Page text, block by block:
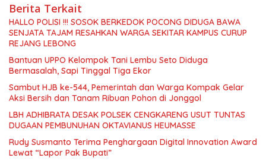
Berita Terkait
HALLO POLISI !!! SOSOK BERKEDOK POCONG DIDUGA BAWA
SENJATA TAJAM RESAHKAN WARGA SEKITAR KAMPUS CURUP
REJANG LEBONG
Bantuan UPPO Kelompok Tani Lembu Seto Diduga
Bermasalah, Sapi Tinggal Tiga Ekor
Sambut HJB ke-544, Pemerintah dan Warga Kompak Gelar
Aksi Bersih dan Tanam Ribuan Pohon di Jonggol
LBH ADHIBRATA DESAK POLSEK CENGKARENG USUT TUNTAS
DUGAAN PEMBUNUHAN OKTAVIANUS HEUMASSE
Rudy Susmanto Terima Penghargaan Digital Innovation Award
Lewat “Lapor Pak Bupati”